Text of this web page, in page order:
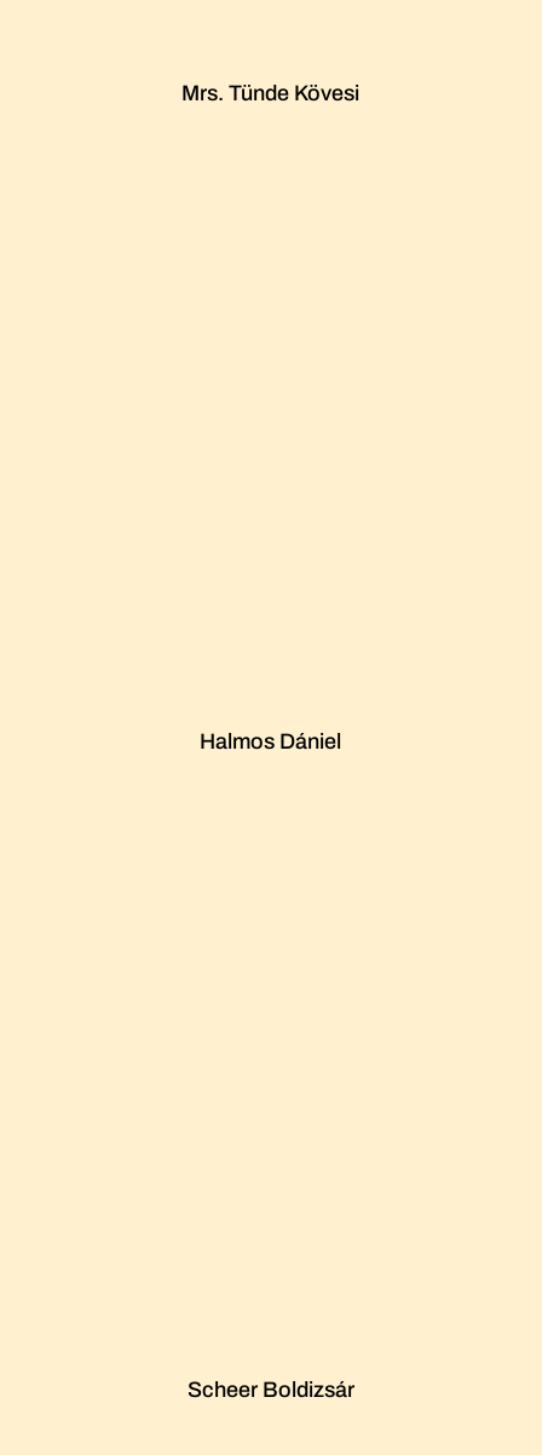
Mrs. Tünde Kövesi
Halmos Dániel
Scheer Boldizsár